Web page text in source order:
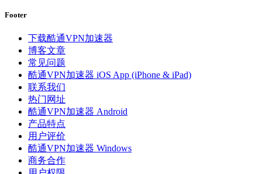
Footer
下载酷通VPN加速器
博客文章
常见问题
酷通VPN加速器 iOS App (iPhone & iPad)
联系我们
热门网址
酷通VPN加速器 Android
产品特点
用户评价
酷通VPN加速器 Windows
商务合作